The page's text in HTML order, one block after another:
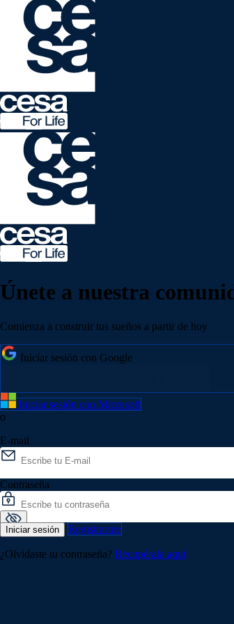
Únete a nuestra
Comienza a construir tus sueños a partir de hoy
Iniciar sesión con Google
Iniciar sesión con Microsoft
o
E-mail
Contraseña
Iniciar sesión Registrarme
¿Olvidaste tu contraseña? Recupérala aquí